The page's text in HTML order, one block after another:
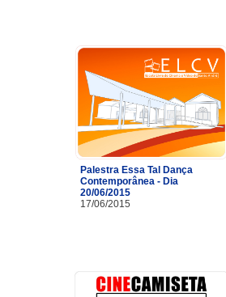
Palestra Essa Tal Dança
Contemporânea - Dia
20/06/2015
17/06/2015